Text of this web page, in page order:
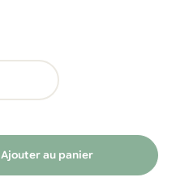
Ajouter au panier